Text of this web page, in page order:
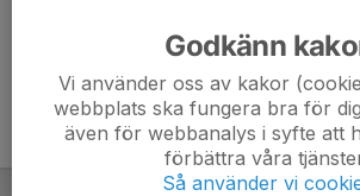
Godkänn
Vi använder oss av kakor
webbplats ska fungera bra för
även för webbanalys i syfte att
förbättra våra
Så använder vi